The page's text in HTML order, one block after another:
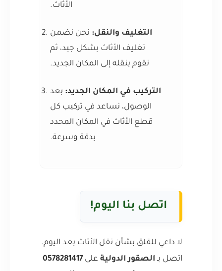
الأثاث.
التغليف والنقل: نحن نضمن
تغليف الأثاث بشكل جيد، ثم
نقوم بنقله إلى المكان الجديد.
التركيب في المكان الجديد: بعد
الوصول، نساعد في تركيب كل
قطع الأثاث في المكان المحدد
بدقة وسرعة.
اتصل بنا اليوم!
لا داعي للقلق بشأن نقل الأثاث بعد اليوم.
اتصل بـ الصقور الدولية على 0578281417